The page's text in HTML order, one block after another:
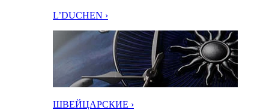
L’DUCHEN ›
ШВЕЙЦАРСКИЕ ›